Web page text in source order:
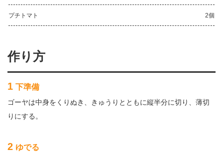
プチトマト 2個
作り方
1 下準備
ゴーヤは中身をくりぬき、きゅうりとともに縦半分に切り、薄切
りにする。
2 ゆでる